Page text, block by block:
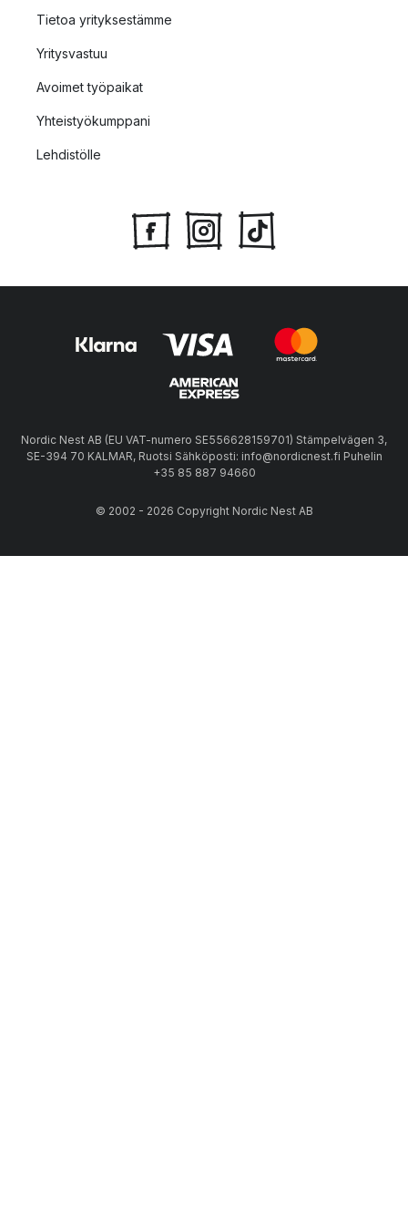
Tietoa yrityksestämme
Yritysvastuu
Avoimet työpaikat
Yhteistyökumppani
Lehdistölle
Nordic Nest AB (EU VAT-numero SE556628159701) Stämpelvägen 3,
SE-394 70 KALMAR, Ruotsi Sähköposti: info@nordicnest.fi Puhelin
+35 85 887 94660
© 2002 - 2026 Copyright Nordic Nest AB